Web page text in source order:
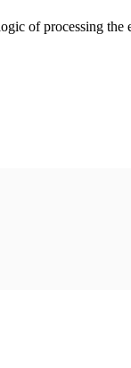
of processing